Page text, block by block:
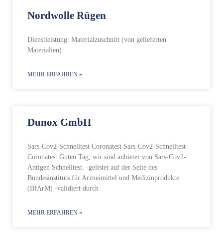
Nordwolle Rügen
Dienstleistung: Materialzuschnitt (von gelieferten
Materialien)
MEHR ERFAHREN »
Dunox GmbH
Sars-Cov2-Schnelltest Coronatest Sars-Cov2-Schnelltest
Coronatest Guten Tag, wir sind anbieter von Sars-Cov2-
Antigen Schnelltest. -gelistet auf der Seite des
Bundesinstituts für Arzneimittel und Medizinprodukte
(BfArM) -validiert durch
MEHR ERFAHREN »